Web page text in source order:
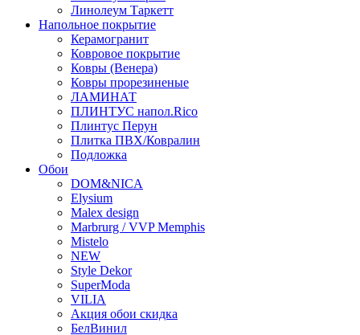
Линолеум Таркетт
Напольное покрытие
Керамогранит
Ковровое покрытие
Ковры (Венера)
Ковры прорезиненые
ЛАМИНАТ
ПЛИНТУС напол.Rico
Плинтус Перун
Плитка ПВХ/Ковралин
Подложка
Обои
DOM&NICA
Elysium
Malex design
Marbrurg / VVP Memphis
Mistelo
NEW
Style Dekor
SuperModa
VILIA
Акция обои скидка
БелВинил